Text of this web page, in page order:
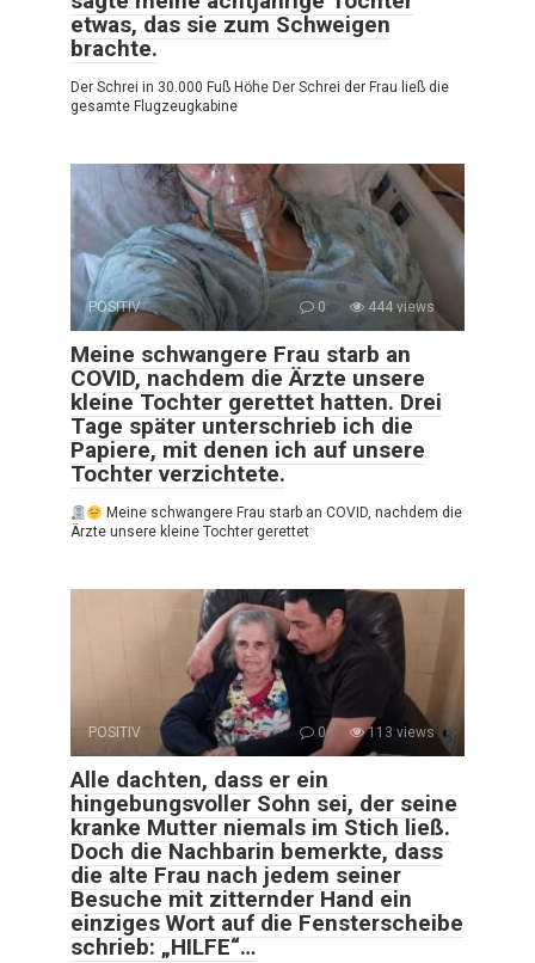
etwas, das sie zum Schweigen
brachte.
Der Schrei in 30.000 Fuß Höhe Der Schrei der Frau ließ die
gesamte Flugzeugkabine
POSITIV 0 444 views
Meine schwangere Frau starb an
COVID, nachdem die Ärzte unsere
kleine Tochter gerettet hatten. Drei
Tage später unterschrieb ich die
Papiere, mit denen ich auf unsere
Tochter verzichtete.
Meine schwangere Frau starb an COVID, nachdem die
Ärzte unsere kleine Tochter gerettet
POSITIV 0 113 views
Alle dachten, dass er ein
hingebungsvoller Sohn sei, der seine
kranke Mutter niemals im Stich ließ.
Doch die Nachbarin bemerkte, dass
die alte Frau nach jedem seiner
Besuche mit zitternder Hand ein
einziges Wort auf die Fensterscheibe
schrieb: „HILFE“…